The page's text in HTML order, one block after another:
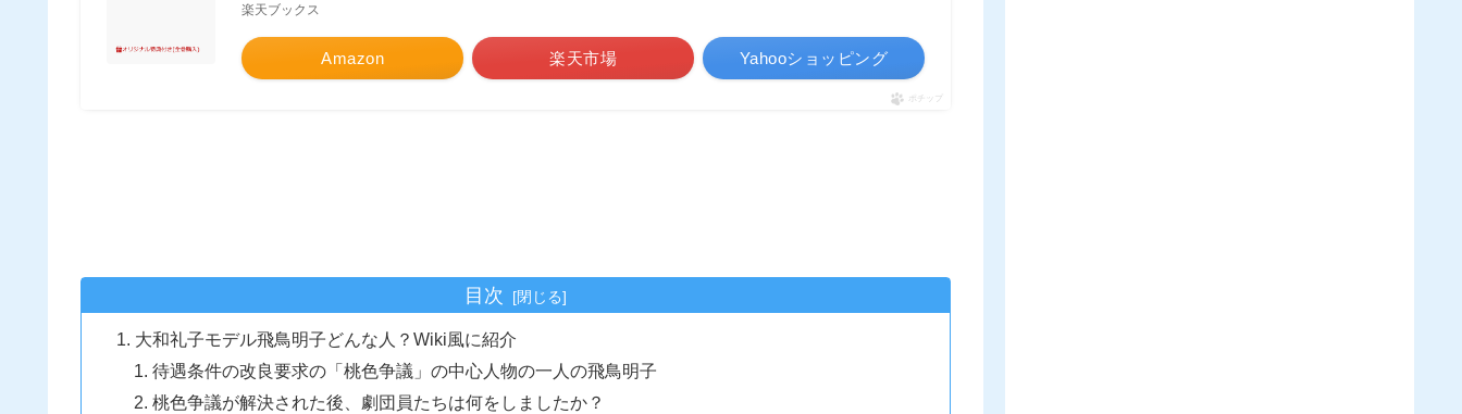
楽天ブックス
Amazon 楽天市場 Yahooショッピング
ポチップ
目次
大和礼子モデル飛鳥明子どんな人？Wiki風に紹介
待遇条件の改良要求の「桃色争議」の中心人物の一人の飛鳥明子
桃色争議が解決された後、劇団員たちは何をしましたか？